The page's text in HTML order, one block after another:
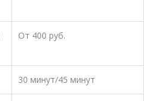
От 400 руб.
30 минут/45 минут